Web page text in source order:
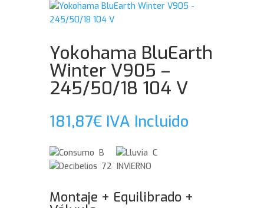
Yokohama BluEarth
Winter V905 –
245/50/18 104 V
181,87€ IVA Incluido
B
C
72 INVIERNO
Montaje + Equilibrado +